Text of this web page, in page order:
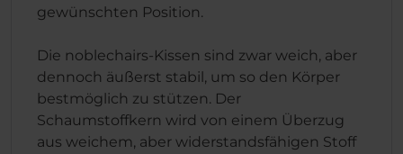
gewünschten Position.
Die noblechairs-Kissen sind zwar weich, aber
dennoch äußerst stabil, um so den Körper
bestmöglich zu stützen. Der
Schaumstoffkern wird von einem Überzug
aus weichem, aber widerstandsfähigen Stoff